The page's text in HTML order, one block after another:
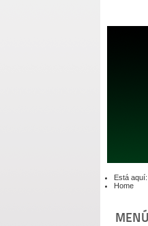
Está aquí:
Home